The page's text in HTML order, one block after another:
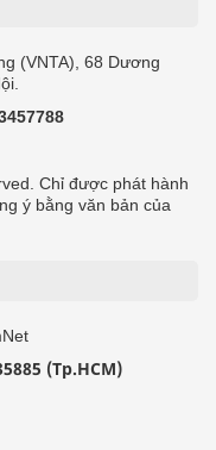
(VNTA), 68 Dương
Chỉ được phát hành
ý bằng văn bản của
(Tp.HCM)